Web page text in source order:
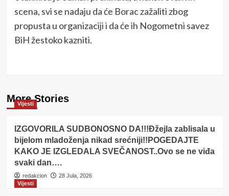
scena, svi se nadaju da će Borac zažaliti zbog
propusta u organizaciji i da će ih Nogometni savez
BiH žestoko kazniti.
More Stories
Vijesti
IZGOVORILA SUDBONOSNO DA!!!Đžejla zablisala u
bijelom mladoženja nikad srećniji!!POGEDAJTE
KAKO JE IZGLEDALA SVEČANOST..Ovo se ne viđa
svaki dan….
redakcion
28 Jula, 2026
Vijesti